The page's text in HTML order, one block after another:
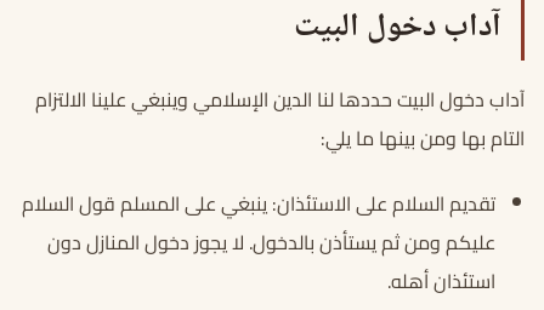
آداب دخول البيت
آداب دخول البيت حددها لنا الدين الإسلامي وينبغي علينا الالتزام
التام بها ومن بينها ما يلي:
تقديم السلام على الاستئذان: ينبغي على المسلم قول السلام
عليكم ومن ثم يستأذن بالدخول. لا يجوز دخول المنازل دون
استئذان أهله.